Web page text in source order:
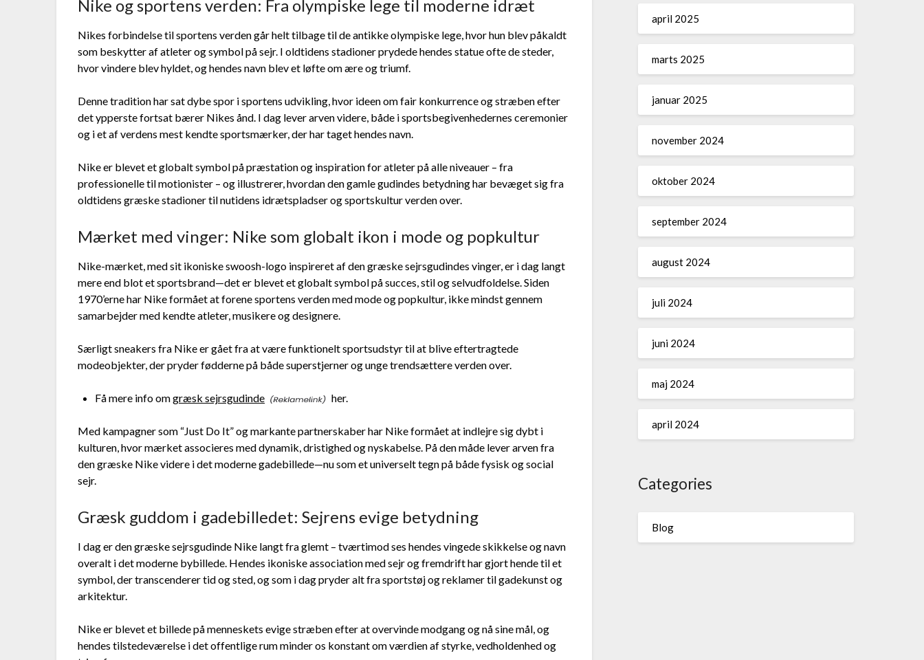
Nike og sportens verden: Fra olympiske lege til moderne idræt
Nikes forbindelse til sportens verden går helt tilbage til de antikke olympiske lege, hvor hun blev påkaldt
som beskytter af atleter og symbol på sejr. I oldtidens stadioner prydede hendes statue ofte de steder,
hvor vindere blev hyldet, og hendes navn blev et løfte om ære og triumf.
Denne tradition har sat dybe spor i sportens udvikling, hvor ideen om fair konkurrence og stræben efter
det ypperste fortsat bærer Nikes ånd. I dag lever arven videre, både i sportsbegivenhedernes ceremonier
og i et af verdens mest kendte sportsmærker, der har taget hendes navn.
Nike er blevet et globalt symbol på præstation og inspiration for atleter på alle niveauer – fra
professionelle til motionister – og illustrerer, hvordan den gamle gudindes betydning har bevæget sig fra
oldtidens græske stadioner til nutidens idrætspladser og sportskultur verden over.
Mærket med vinger: Nike som globalt ikon i mode og popkultur
Nike-mærket, med sit ikoniske swoosh-logo inspireret af den græske sejrsgudindes vinger, er i dag langt
mere end blot et sportsbrand—det er blevet et globalt symbol på succes, stil og selvudfoldelse. Siden
1970’erne har Nike formået at forene sportens verden med mode og popkultur, ikke mindst gennem
samarbejder med kendte atleter, musikere og designere.
Særligt sneakers fra Nike er gået fra at være funktionelt sportsudstyr til at blive eftertragtede
modeobjekter, der pryder fødderne på både superstjerner og unge trendsættere verden over.
Få mere info omgræsk sejrsgudinde her.
Med kampagner som “Just Do It” og markante partnerskaber har Nike formået at indlejre sig dybt i
kulturen, hvor mærket associeres med dynamik, dristighed og nyskabelse. På den måde lever arven fra
den græske Nike videre i det moderne gadebillede—nu som et universelt tegn på både fysisk og social
sejr.
Græsk guddom i gadebilledet: Sejrens evige betydning
I dag er den græske sejrsgudinde Nike langt fra glemt – tværtimod ses hendes vingede skikkelse og navn
overalt i det moderne bybillede. Hendes ikoniske association med sejr og fremdrift har gjort hende til et
symbol, der transcenderer tid og sted, og som i dag pryder alt fra sportstøj og reklamer til gadekunst og
arkitektur.
Nike er blevet et billede på menneskets evige stræben efter at overvinde modgang og nå sine mål, og
hendes tilstedeværelse i det offentlige rum minder os konstant om værdien af styrke, vedholdenhed og
april 2025
marts 2025
januar 2025
november 2024
oktober 2024
september 2024
august 2024
juli 2024
juni 2024
maj 2024
april 2024
Categories
Blog